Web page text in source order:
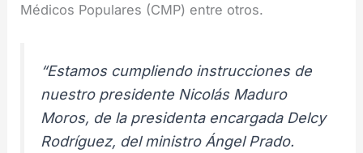
Médicos Populares (CMP) entre otros.
“Estamos cumpliendo instrucciones de
nuestro presidente Nicolás Maduro
Moros, de la presidenta encargada Delcy
Rodríguez, del ministro Ángel Prado.